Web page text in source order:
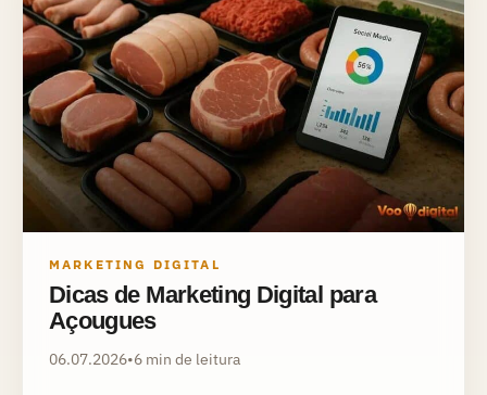
MARKETING DIGITAL
Dicas de Marketing Digital para
Açougues
06.07.2026•6 min de leitura